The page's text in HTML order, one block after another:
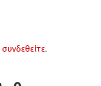
συνδεθείτε.